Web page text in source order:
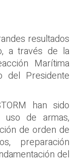
resultados
a través de la
Marítima
del Presidente
han sido
uso de armas,
de orden de
preparación
del